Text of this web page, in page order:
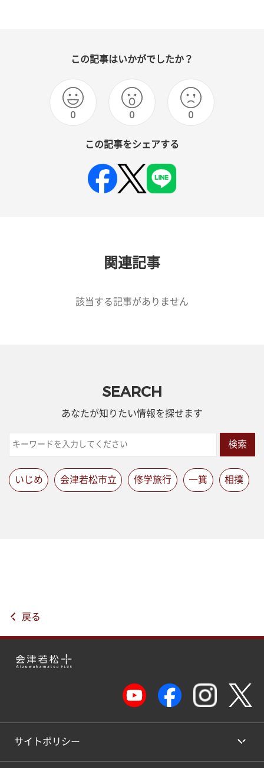
この記事はいかがでしたか？
0 0 0
この記事をシェアする
関連記事
該当する記事がありません
SEARCH
あなたが知りたい情報を探せます
検索
いじめ 会津若松市立 修学旅行 一箕 相撲
戻る
サイトポリシー